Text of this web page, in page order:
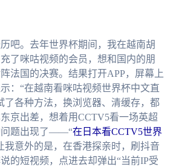
吧。去年世界杯期间，我在越南胡
了咪咕视频的会员，想和国内的朋
法国的决赛。结果打开APP，屏幕上
：“在越南看咪咕视频世界杯中文直
了各种方法，换浏览器、清缓存，都
京出差，想着用CCTV5看一场英超
问题出现了——“在日本看CCTV5世界
我意外的是，在香港探亲时，刷抖音
的短视频，点进去却弹出“当前IP受